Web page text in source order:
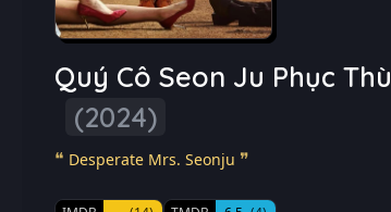
Quý Cô Seon Ju Phục Thù
(2024)
Desperate Mrs. Seonju